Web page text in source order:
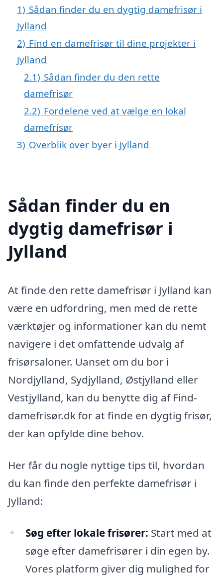
1) Sådan finder du en dygtig damefrisør i
Jylland
2) Find en damefrisør til dine projekter i
Jylland
2.1) Sådan finder du den rette
damefrisør
2.2) Fordelene ved at vælge en lokal
damefrisør
3) Overblik over byer i Jylland
Sådan finder du en
dygtig damefrisør i
Jylland
At finde den rette damefrisør i Jylland kan
være en udfordring, men med de rette
værktøjer og informationer kan du nemt
navigere i det omfattende udvalg af
frisørsaloner. Uanset om du bor i
Nordjylland, Sydjylland, Østjylland eller
Vestjylland, kan du benytte dig af Find-
damefrisør.dk for at finde en dygtig frisør,
der kan opfylde dine behov.
Her får du nogle nyttige tips til, hvordan
du kan finde den perfekte damefrisør i
Jylland:
Søg efter lokale frisører: Start med at
søge efter damefrisører i din egen by.
Vores platform giver dig mulighed for